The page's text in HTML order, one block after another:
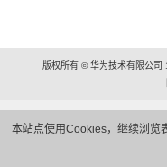
本站点使用Cookies，继续浏览
版权所有 © 华为技术有限公